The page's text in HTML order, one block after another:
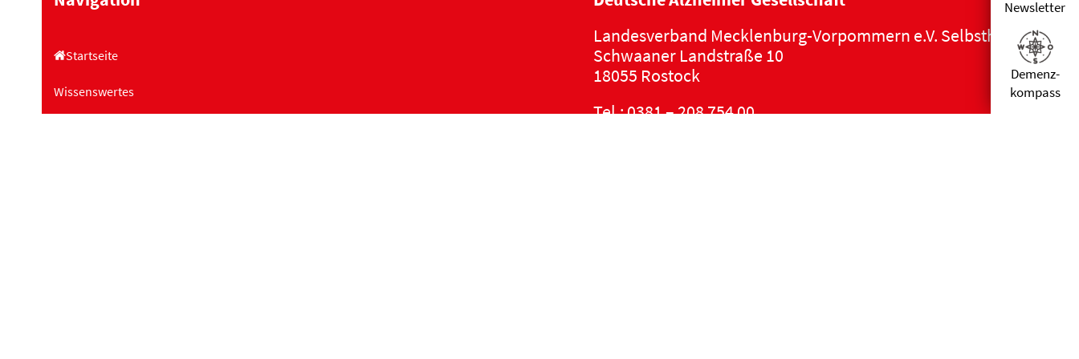
Startseite
Wissenswertes
Landesverband Mecklenburg-Vorpommern e.V. Selbsthilfe
Schwaaner Landstraße 10
18055 Rostock
Tel.:0381 – 208 754 00
Newsletter
Demenz­
kompass